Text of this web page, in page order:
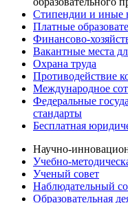
Стипендии и иные
Платные
Финансово-
Вакантные места
Охрана труда
Противодействие
Международное
Федеральные
стандарты
Бесплатная
Научно-
Учебно-
Ученый совет
Наблюдательный
Образовательная